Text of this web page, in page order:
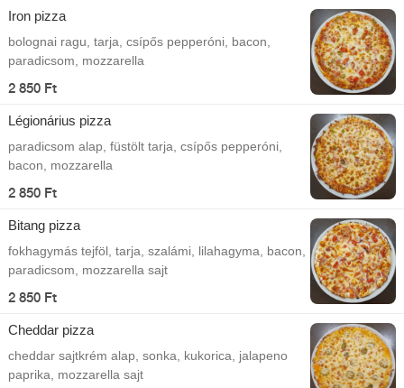
Iron pizza
bolognai ragu, tarja, csípős pepperóni, bacon,
paradicsom, mozzarella
2 850 Ft
Légionárius pizza
paradicsom alap, füstölt tarja, csípős pepperóni,
bacon, mozzarella
2 850 Ft
Bitang pizza
fokhagymás tejföl, tarja, szalámi, lilahagyma, bacon,
paradicsom, mozzarella sajt
2 850 Ft
Cheddar pizza
cheddar sajtkrém alap, sonka, kukorica, jalapeno
paprika, mozzarella sajt